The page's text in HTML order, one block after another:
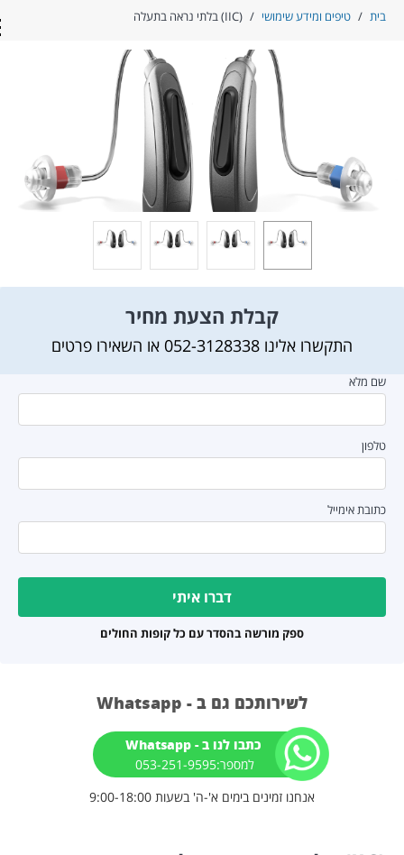
/ טיפים ומידע שימושי /
קבלת הצעת מחיר
התקשרו אלינו052-3128338או השאירו פרטים
מלא
אימייל
ספק מורשה בהסדר עם כל קופות החולים
לשירותכם גם ב - Whatsapp
כתבו לנו ב - Whatsapp
למספר:⁦053-251-9595 ⁩⁩
אנחנו זמינים בימים א'-ה' בשעות 9:00-18:00